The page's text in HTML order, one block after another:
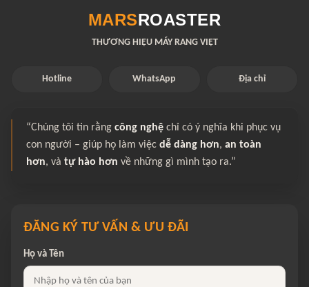
MARSROASTER
THƯƠNG HIỆU MÁY RANG VIỆT
Hotline WhatsApp Địa chỉ
“Chúng tôi tin rằng công nghệ chỉ có ý nghĩa khi phục vụ
con người – giúp họ làm việc dễ dàng hơn, an toàn
hơn, và tự hào hơn về những gì mình tạo ra.”
ĐĂNG KÝ TƯ VẤN & ƯU ĐÃI
Họ và Tên